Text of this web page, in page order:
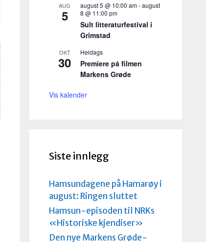
AUG
5
august 5 @ 10:00 am-august
8 @ 11:00 pm
Sult litteraturfestival i
Grimstad
OKT
30
Heldags
Premiere på filmen
Markens Grøde
Vis kalender
Siste innlegg
Hamsundagene på Hamarøy i
august: Ringen sluttet
Hamsun-episoden til NRKs
«Historiske kjendiser»
Den nye Markens Grøde-